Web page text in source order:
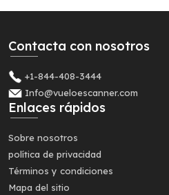
Contacta con nosotros
+1-844-408-3444
Info@vueloescanner.com
Enlaces rápidos
Sobre nosotros
política de privacidad
Términos y condiciones
Mapa del sitio